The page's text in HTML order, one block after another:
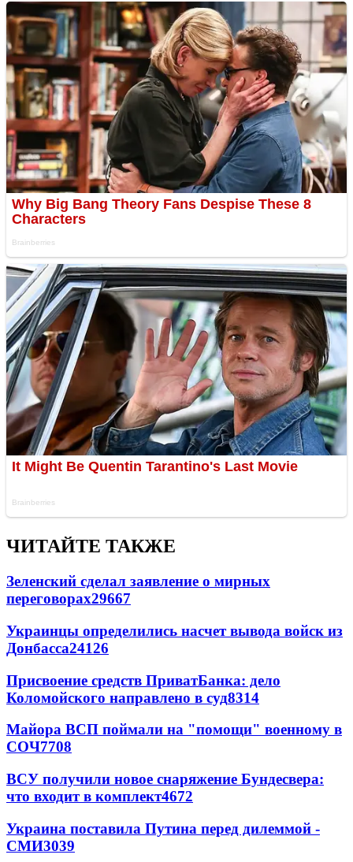
ЧИТАЙТЕ ТАКЖЕ
Зеленский сделал заявление о мирных
переговорах29667
Украинцы определились насчет вывода войск из
Донбасса24126
Присвоение средств ПриватБанка: дело
Коломойского направлено в суд8314
Майора ВСП поймали на "помощи" военному в
СОЧ7708
ВСУ получили новое снаряжение Бундесвера:
что входит в комплект4672
Украина поставила Путина перед дилеммой -
СМИ3039